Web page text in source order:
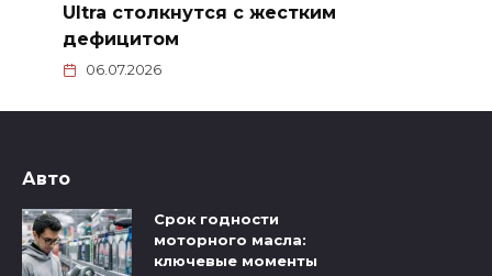
Ultra столкнутся с жестким
дефицитом
06.07.2026
Авто
Срок годности
моторного масла:
ключевые моменты